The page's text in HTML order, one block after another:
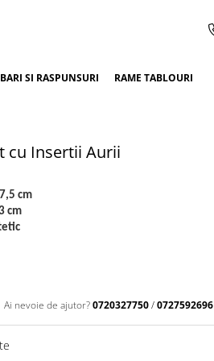
SI RASPUNSURI RAME TABLOURI
cu Insertii Aurii
cm
cm
Ai nevoie de ajutor?0720327750/0727592696